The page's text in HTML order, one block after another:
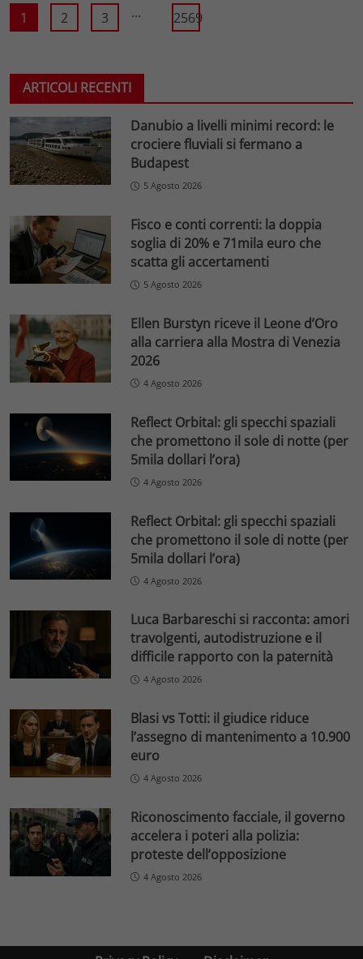
1 2 3 ... 2569
ARTICOLI RECENTI
Danubio a livelli minimi record: le
crociere fluviali si fermano a
Budapest
5 Agosto 2026
Fisco e conti correnti: la doppia
soglia di 20% e 71mila euro che
scatta gli accertamenti
5 Agosto 2026
Ellen Burstyn riceve il Leone d’Oro
alla carriera alla Mostra di Venezia
2026
4 Agosto 2026
Reflect Orbital: gli specchi spaziali
che promettono il sole di notte (per
5mila dollari l’ora)
4 Agosto 2026
Reflect Orbital: gli specchi spaziali
che promettono il sole di notte (per
5mila dollari l’ora)
4 Agosto 2026
Luca Barbareschi si racconta: amori
travolgenti, autodistruzione e il
difficile rapporto con la paternità
4 Agosto 2026
Blasi vs Totti: il giudice riduce
l’assegno di mantenimento a 10.900
euro
4 Agosto 2026
Riconoscimento facciale, il governo
accelera i poteri alla polizia:
proteste dell’opposizione
4 Agosto 2026